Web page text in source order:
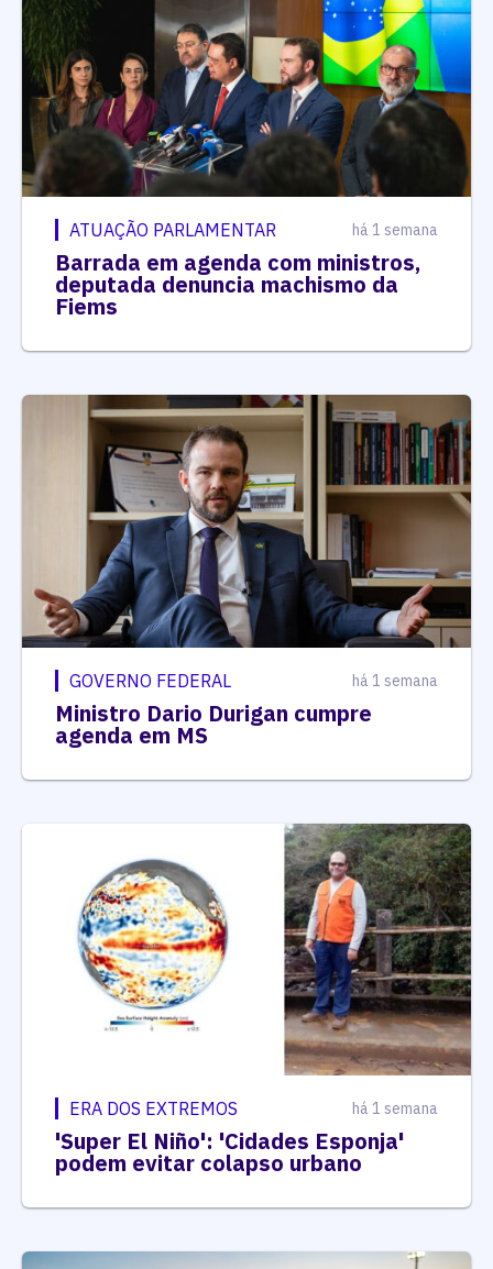
ATUAÇÃO PARLAMENTAR há 1 semana
Barrada em agenda com ministros,
deputada denuncia machismo da
Fiems
GOVERNO FEDERAL há 1 semana
Ministro Dario Durigan cumpre
agenda em MS
ERA DOS EXTREMOS há 1 semana
'Super El Niño': 'Cidades Esponja'
podem evitar colapso urbano